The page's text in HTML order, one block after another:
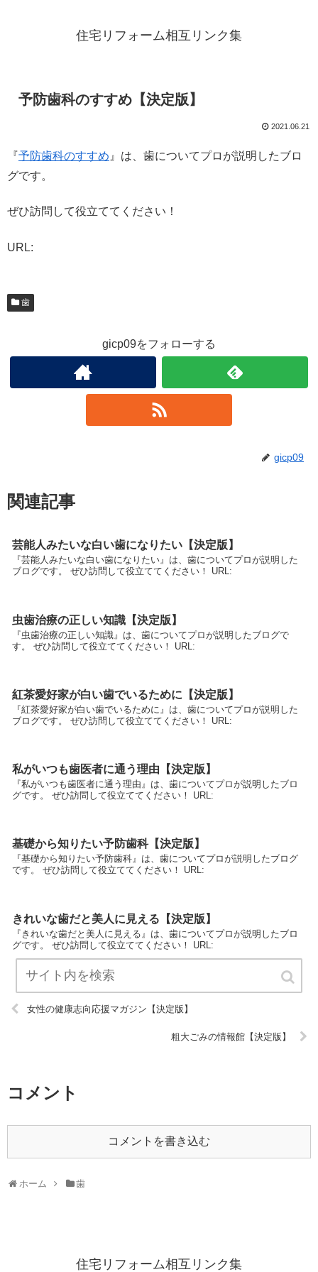
住宅リフォーム相互リンク集
予防歯科のすすめ【決定版】
2021.06.21
『予防歯科のすすめ 』は、歯についてプロが説明したブロ
グです。
ぜひ訪問して役立ててください！
URL:
歯
gicp09をフォローする
gicp09
関連記事
芸能人みたいな白い歯になりたい【決定版】
『芸能人みたいな白い歯になりたい』は、歯についてプロが説明した
ブログです。 ぜひ訪問して役立ててください！ URL:
虫歯治療の正しい知識【決定版】
『虫歯治療の正しい知識』は、歯についてプロが説明したブログで
す。 ぜひ訪問して役立ててください！ URL:
紅茶愛好家が白い歯でいるために【決定版】
『紅茶愛好家が白い歯でいるために』は、歯についてプロが説明した
ブログです。 ぜひ訪問して役立ててください！ URL:
私がいつも歯医者に通う理由【決定版】
『私がいつも歯医者に通う理由』は、歯についてプロが説明したブロ
グです。 ぜひ訪問して役立ててください！ URL:
基礎から知りたい予防歯科【決定版】
『基礎から知りたい予防歯科』は、歯についてプロが説明したブログ
です。 ぜひ訪問して役立ててください！ URL:
きれいな歯だと美人に見える【決定版】
『きれいな歯だと美人に見える』は、歯についてプロが説明したブロ
グです。 ぜひ訪問して役立ててください！ URL:
女性の健康志向応援マガジン【決定版】
粗大ごみの情報館【決定版】
コメント
コメントを書き込む
ホーム 歯
住宅リフォーム相互リンク集